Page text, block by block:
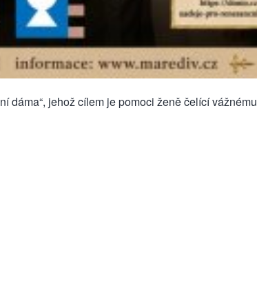
dáma“, jehož cílem je pomoci ženě čelící vážnému